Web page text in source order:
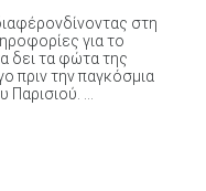
στη
για το
δει τα φώτα της
πριν την παγκόσμια
...